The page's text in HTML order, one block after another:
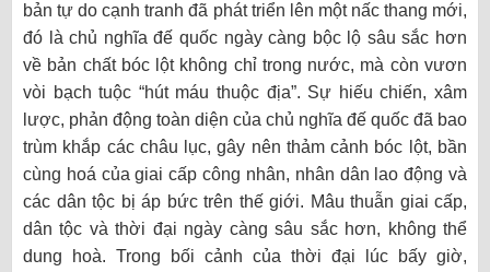
bản tự do cạnh tranh đã phát triển lên một nấc thang mới,
đó là chủ nghĩa đế quốc ngày càng bộc lộ sâu sắc hơn
về bản chất bóc lột không chỉ trong nước, mà còn vươn
vòi bạch tuộc “hút máu thuộc địa”. Sự hiếu chiến, xâm
lược, phản động toàn diện của chủ nghĩa đế quốc đã bao
trùm khắp các châu lục, gây nên thảm cảnh bóc lột, bần
cùng hoá của giai cấp công nhân, nhân dân lao động và
các dân tộc bị áp bức trên thế giới. Mâu thuẫn giai cấp,
dân tộc và thời đại ngày càng sâu sắc hơn, không thể
dung hoà. Trong bối cảnh của thời đại lúc bấy giờ,